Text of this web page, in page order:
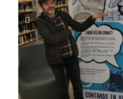
«En el mundo
encuentro que